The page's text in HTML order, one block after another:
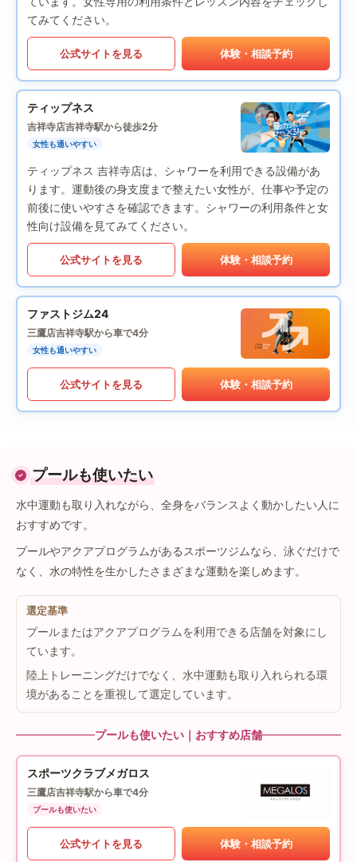
てみてください。
公式サイトを見る 体験・相談予約
ティップネス
吉祥寺店吉祥寺駅から徒歩2分
女性も通いやすい
ティップネス 吉祥寺店は、シャワーを利用できる設備があ
ります。運動後の身支度まで整えたい女性が、仕事や予定の
前後に使いやすさを確認できます。シャワーの利用条件と女
性向け設備を見てみてください。
公式サイトを見る 体験・相談予約
ファストジム24
三鷹店吉祥寺駅から車で4分
女性も通いやすい
公式サイトを見る 体験・相談予約
プールも使いたい
水中運動も取り入れながら、全身をバランスよく動かしたい人に
おすすめです。
プールやアクアプログラムがあるスポーツジムなら、泳ぐだけで
なく、水の特性を生かしたさまざまな運動を楽しめます。
選定基準
プールまたはアクアプログラムを利用できる店舗を対象にし
ています。
陸上トレーニングだけでなく、水中運動も取り入れられる環
境があることを重視して選定しています。
プールも使いたい｜おすすめ店舗
スポーツクラブメガロス
三鷹店吉祥寺駅から車で4分
プールも使いたい
公式サイトを見る 体験・相談予約